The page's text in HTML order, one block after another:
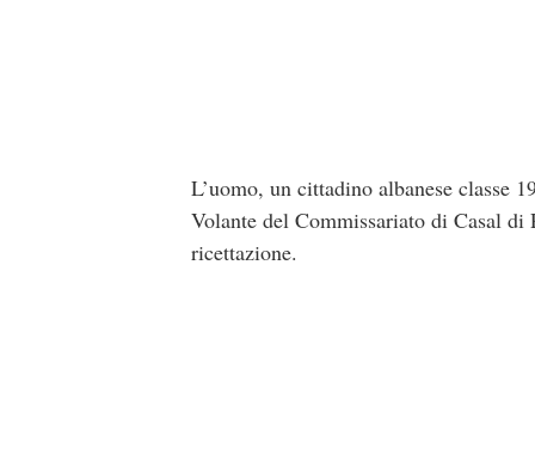
L’uomo, un cittadino albanese classe
Volante del Commissariato di Casal
ricettazione.